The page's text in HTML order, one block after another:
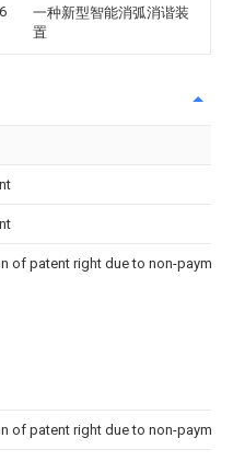
一种新型智能消弧消谐装
置
of patent right due to non-
of patent right due to non-